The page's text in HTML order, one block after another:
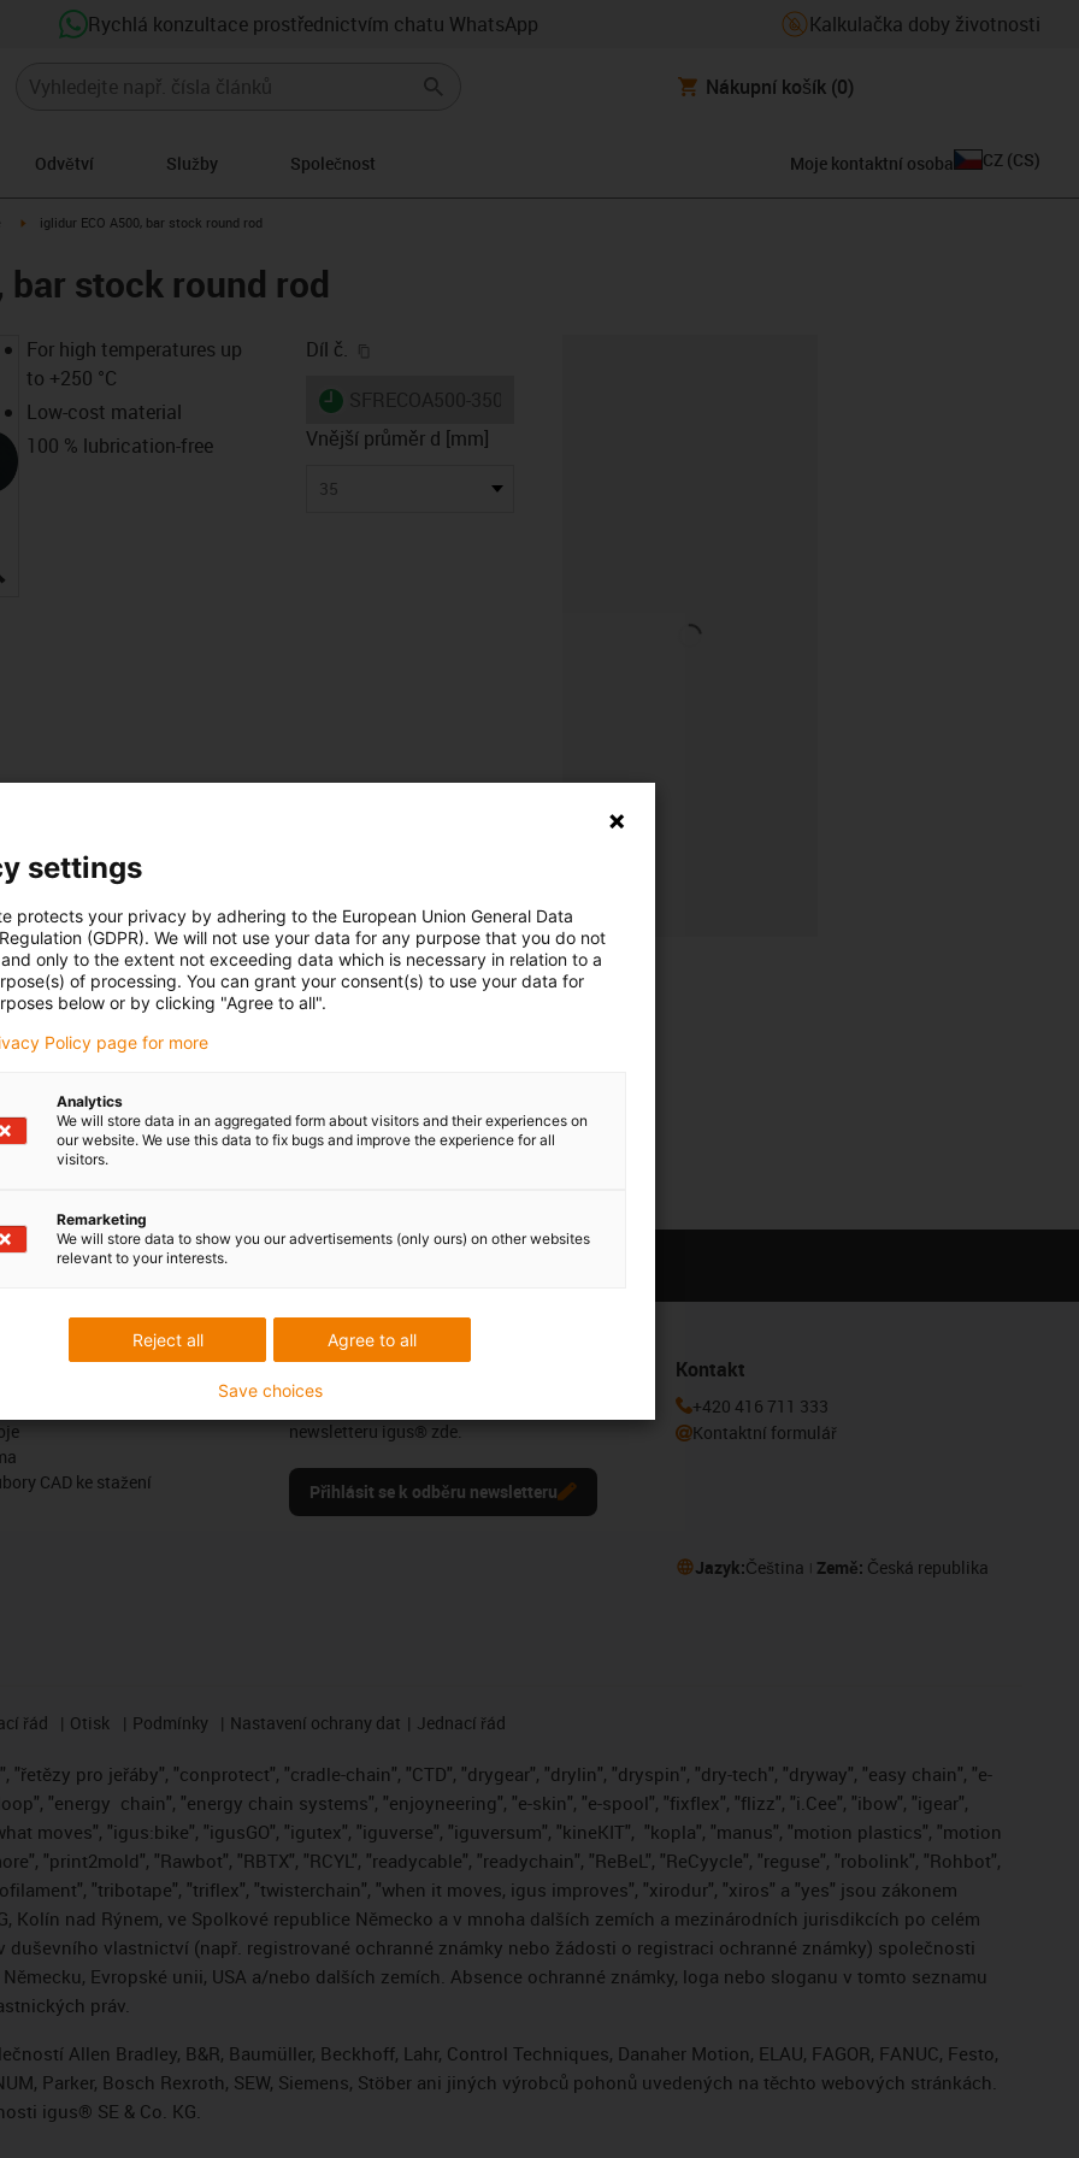
Rychlá konzultace prostřednictvím chatu WhatsApp Kalkulačka doby životnosti
Nákupní košík (0)
Odvětví Služby Společnost Moje kontaktní osoba CZ (CS)
arrow-right
igus-icon-arrow-right
iglidur ECO A500, bar stock round rod
bar stock round rod
For high temperatures up
to +250 °C
Low-cost material
100 % lubrication-free
Díl č.
igus-icon-lieferzeit
Vnější průměr d [mm]
35
Soubory ke
stažení
effective, for high temperatures
an exceptionally good chemical resistance and are suitable
range up to +250 °C. They are also cost-effective.
Pochvaly a kritika
CAD ke stažení
Sledujte nás
Buďte v obraze a zaregistrujte se k odběru
newsletteru igus® zde.
Přihlásit se k odběru newsletteru
Kontakt
+420 416 711 333
Kontaktní formulář
Jazyk:Čeština Země: Česká republika
řád Otisk Podmínky Nastavení ochrany dat Jednací řád
"řetězy pro jeřáby", "conprotect", "cradle-chain", "CTD", "drygear", "drylin", "dryspin", "dry-tech", "dryway", "easy chain", "e-
"energy chain", "energy chain systems", "enjoyneering", "e-skin", "e-spool", "fixflex", "flizz", "i.Cee", "ibow", "igear",
moves", "igus:bike", "igusGO", "igutex", "iguverse", "iguversum", "kineKIT", "kopla", "manus", "motion plastics", "motion
"print2mold", "Rawbot", "RBTX", "RCYL", "readycable", "readychain", "ReBeL", "ReCyycle", "reguse", "robolink", "Rohbot",
"tribotape", "triflex", "twisterchain", "when it moves, igus improves", "xirodur", "xiros" a "yes" jsou zákonem
Kolín nad Rýnem, ve Spolkové republice Německo a v mnoha dalších zemích a mezinárodních jurisdikcích po celém
duševního vlastnictví (např. registrované ochranné známky nebo žádosti o registraci ochranné známky) společnosti
Evropské unii, USA a/nebo dalších zemích. Absence ochranné známky, loga nebo sloganu v tomto seznamu
práv.
Allen Bradley, B&R, Baumüller, Beckhoff, Lahr, Control Techniques, Danaher Motion, ELAU, FAGOR, FANUC, Festo,
Parker, Bosch Rexroth, SEW, Siemens, Stöber ani jiných výrobců pohonů uvedených na těchto webových stránkách.
igus® SE & Co. KG.
settings
protects your privacy by adhering to the European Union General Data
(GDPR). We will not use your data for any purpose that you do not
only to the extent not exceeding data which is necessary in relation to a
of processing. You can grant your consent(s) to use your data for
below or by clicking "Agree to all".
Policy page for more
Analytics
We will store data in an aggregated form about visitors and their experiences on
our website. We use this data to fix bugs and improve the experience for all
visitors.
Remarketing
We will store data to show you our advertisements (only ours) on other websites
relevant to your interests.
Agree to all
Reject all
Save choices